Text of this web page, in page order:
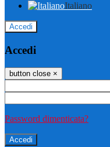
Italiano
Accedi
Accedi
button close ×
Password dimenticata?